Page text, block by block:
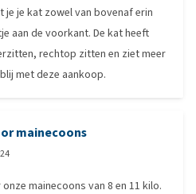
je je kat zowel van bovenaf erin
aan de voorkant. De kat heeft
rechtop zitten en ziet meer
met deze aankoop.
mainecoons
mainecoons van 8 en 11 kilo.